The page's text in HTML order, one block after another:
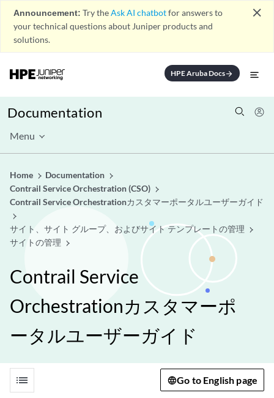
Announcement: Try theAsk AI chatbotfor answers to
your technical questions about Juniper products and
solutions.
close
HPE Aruba Docsarrow_forward
Documentation
Menu
Home
Documentation
Contrail Service Orchestration (CSO)
Contrail Service Orchestrationカスタマーポータルユーザーガイド
サイト、サイト グループ、およびサイト テンプレートの管理
サイトの管理
Contrail Service
Orchestrationカスタマーポ
ータルユーザーガイド
list Go to English page